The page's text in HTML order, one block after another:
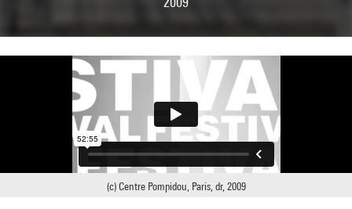
(c) Centre Pompidou, Paris, dr, 2009